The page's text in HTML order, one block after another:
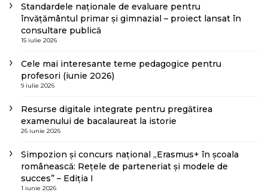
Standardele naționale de evaluare pentru
învățământul primar și gimnazial – proiect lansat în
consultare publică
15 iulie 2026
Cele mai interesante teme pedagogice pentru
profesori (iunie 2026)
9 iulie 2026
Resurse digitale integrate pentru pregătirea
examenului de bacalaureat la istorie
26 iunie 2026
Simpozion și concurs național „Erasmus+ în școala
românească: Rețele de parteneriat și modele de
succes” – Ediția I
1 iunie 2026